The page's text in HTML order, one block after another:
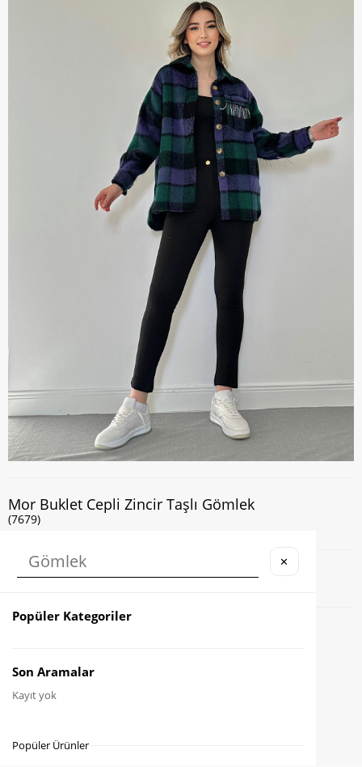
Mor Buklet Cepli Zincir Taşlı Gömlek
(7679)
Kapıda Nakit veya Kart ile Ödeme İmkanı
Karşılaştır
Fiyat Düşünce Haber Ver
✕
Popüler Kategoriler
Son Aramalar
Kayıt yok
Popüler Ürünler